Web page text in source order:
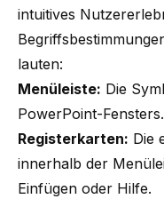
intuitives
lauten:
Menüleiste: Die
PowerPoint-Fensters.
Registerkarten: Die
innerhalb der
Einfügen oder Hilfe.